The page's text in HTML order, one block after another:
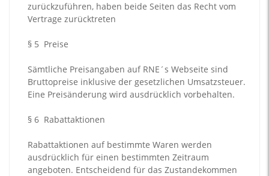
zurückzuführen, haben beide Seiten das Recht vom
Vertrage zurücktreten
§ 5 Preise
Sämtliche Preisangaben auf RNE´s Webseite sind
Bruttopreise inklusive der gesetzlichen Umsatzsteuer.
Eine Preisänderung wird ausdrücklich vorbehalten.
§ 6 Rabattaktionen
Rabattaktionen auf bestimmte Waren werden
ausdrücklich für einen bestimmten Zeitraum
angeboten. Entscheidend für das Zustandekommen